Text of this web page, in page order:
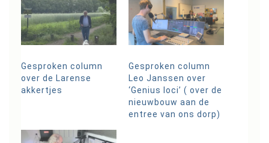
Gesproken column
over de Larense
akkertjes
Gesproken column
Leo Janssen over
‘Genius loci’ ( over de
nieuwbouw aan de
entree van ons dorp)